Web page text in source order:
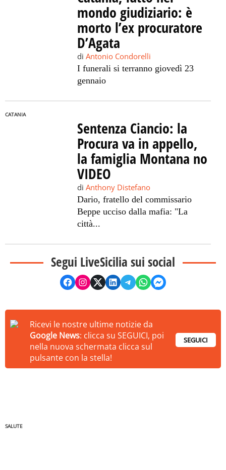
mondo giudiziario: è
morto l’ex procuratore
D’Agata
di Antonio Condorelli
I funerali si terranno giovedì 23
gennaio
CATANIA
Sentenza Ciancio: la
Procura va in appello,
la famiglia Montana no
VIDEO
di Anthony Distefano
Dario, fratello del commissario
Beppe ucciso dalla mafia: "La
città...
Segui LiveSicilia sui social
Ricevi le nostre ultime notizie da
Google News: clicca su SEGUICI, poi
nella nuova schermata clicca sul
pulsante con la stella!
SEGUICI
SALUTE